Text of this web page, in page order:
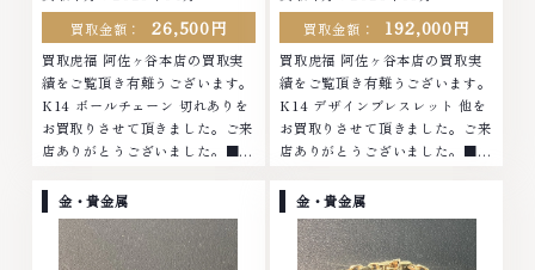
買取金額：
26,500円
買取虎福 阿佐ヶ谷本店の買取実
績をご覧頂き有難うございます。
K14 ボールチェーン 切れありを
お買取りさせて頂きました。ご来
店ありがとうございました。■地
イヤモンド ブランド品 ブランド
衣類 お酒買取りのことなら、お
任せくださいなかでも金・プラチ
ナ等のアクセサリー・貴金属・宝
買取金額：
192,000円
買取虎福 阿佐ヶ谷本店の買取実
績をご覧頂き有難うございます。
K14 デザインブレスレット 他を
お買取りさせて頂きました。ご来
店ありがとうございました。■地
イヤモンド ブランド品 ブランド
衣類 お酒買取りのことなら、お
任せくださいなかでも金・プラチ
ナ等のアクセサリー・貴金属・宝
金・貴金属 金・貴金属